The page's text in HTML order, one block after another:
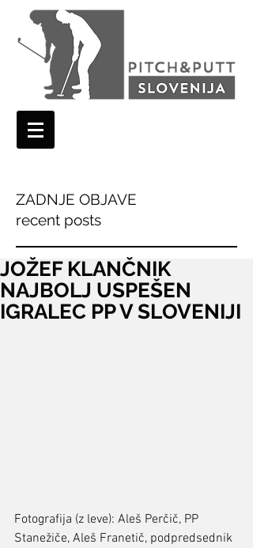
ZADNJE OBJAVE
recent posts
JOŽEF KLANČNIK
NAJBOLJ USPEŠEN
IGRALEC PP V SLOVENIJI
Fotografija (z leve): Aleš Perčič, PP
Stanežiče, Aleš Franetič, podpredsednik